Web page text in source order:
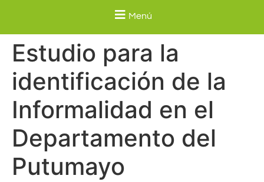
Menú
Estudio para la
identificación de la
Informalidad en el
Departamento del
Putumayo